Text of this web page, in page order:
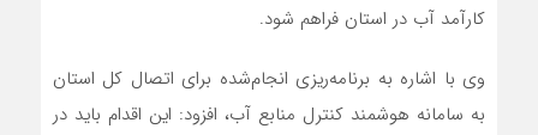
کارآمد آب در استان فراهم شود.
وی با اشاره به برنامه‌ریزی انجام‌شده برای اتصال کل استان
به سامانه هوشمند کنترل منابع آب، افزود: این اقدام باید در